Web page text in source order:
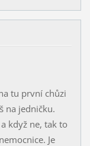
tu první chůzi
na jedničku.
když ne, tak to
Je